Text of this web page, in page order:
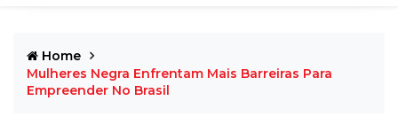
Home
Mulheres Negra Enfrentam Mais Barreiras Para
Empreender No Brasil